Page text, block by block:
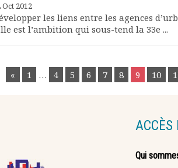
Oct 2012
les liens entre les agences
est l’ambition qui sous-tend la 33e ...
« 1 … 4 5 6 7 8 9 10
ACCÈS
Qui